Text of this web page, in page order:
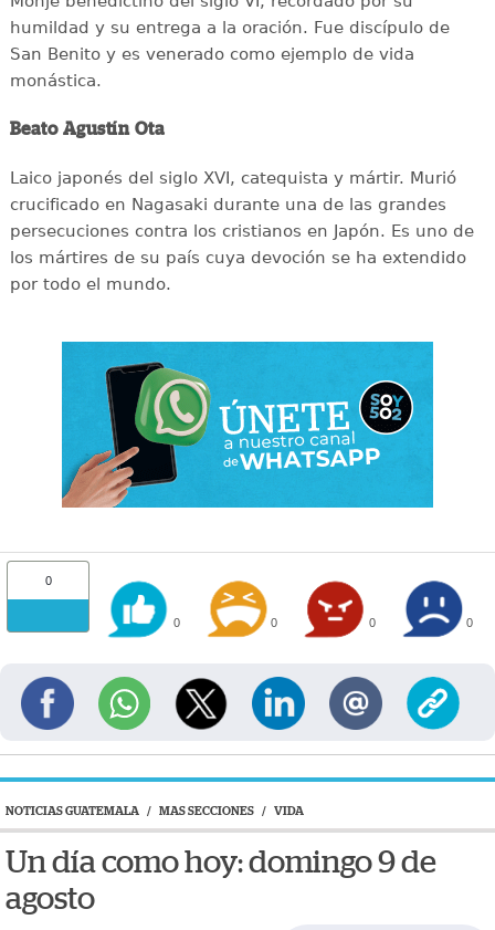
humildad y su entrega a la oración. Fue discípulo de
San Benito y es venerado como ejemplo de vida
monástica.
Beato Agustín Ota
Laico japonés del siglo XVI, catequista y mártir. Murió
crucificado en Nagasaki durante una de las grandes
persecuciones contra los cristianos en Japón. Es uno de
los mártires de su país cuya devoción se ha extendido
por todo el mundo.
0
0 0 0 0
NOTICIAS GUATEMALA / MAS SECCIONES / VIDA
Un día como hoy: domingo 9 de
agosto